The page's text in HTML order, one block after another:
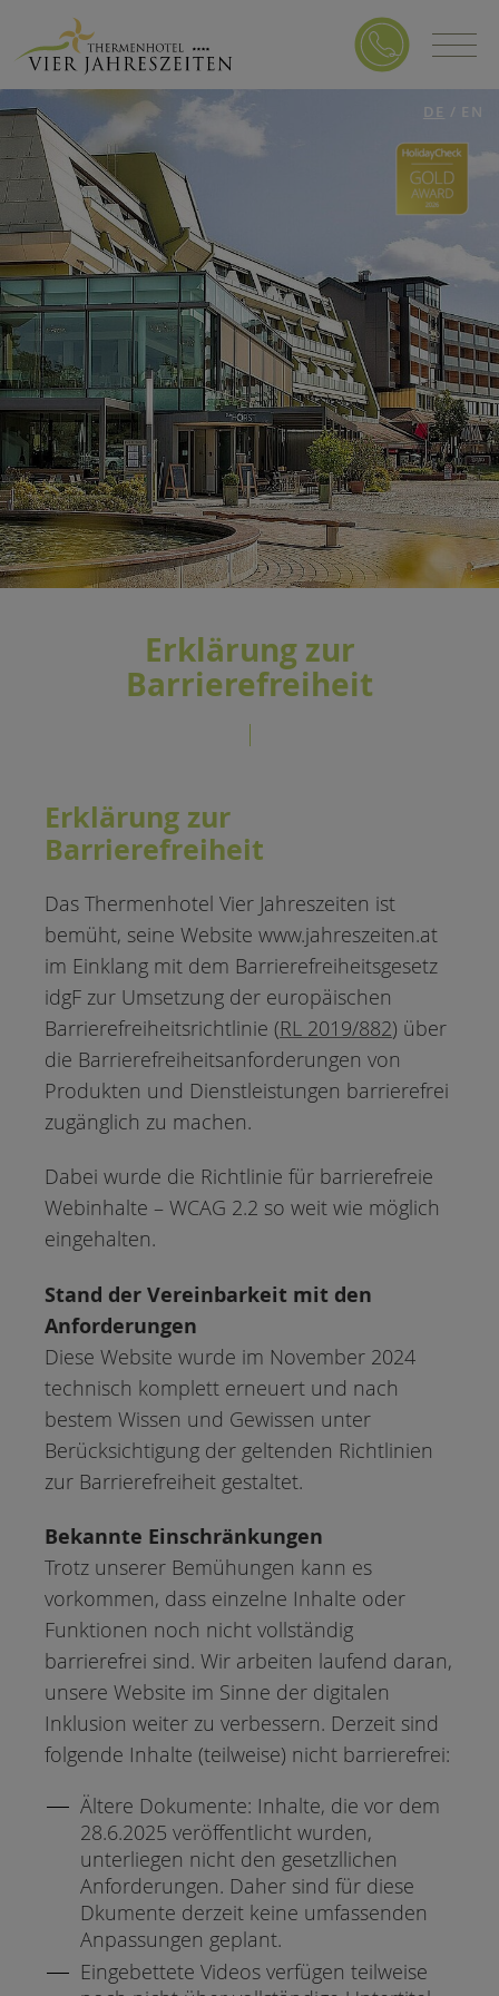
Erklärung zur
Barrierefreiheit
Erklärung zur
Barrierefreiheit
Das Thermenhotel Vier Jahreszeiten ist
bemüht, seine Website www.jahreszeiten.at
im Einklang mit dem Barrierefreiheitsgesetz
idgF zur Umsetzung der europäischen
Barrierefreiheitsrichtlinie (RL 2019/882) über
die Barrierefreiheitsanforderungen von
Produkten und Dienstleistungen barrierefrei
zugänglich zu machen.
Dabei wurde die Richtlinie für barrierefreie
Webinhalte – WCAG 2.2 so weit wie möglich
eingehalten.
Stand der Vereinbarkeit mit den
Anforderungen
Diese Website wurde im November 2024
technisch komplett erneuert und nach
bestem Wissen und Gewissen unter
Berücksichtigung der geltenden Richtlinien
zur Barrierefreiheit gestaltet.
Bekannte Einschränkungen
Trotz unserer Bemühungen kann es
vorkommen, dass einzelne Inhalte oder
Funktionen noch nicht vollständig
barrierefrei sind. Wir arbeiten laufend daran,
unsere Website im Sinne der digitalen
Inklusion weiter zu verbessern. Derzeit sind
folgende Inhalte (teilweise) nicht barrierefrei:
Ältere Dokumente: Inhalte, die vor dem
28.6.2025 veröffentlicht wurden,
unterliegen nicht den gesetzllichen
Anforderungen. Daher sind für diese
Dkumente derzeit keine umfassenden
Anpassungen geplant.
Eingebettete Videos verfügen teilweise
DE / EN